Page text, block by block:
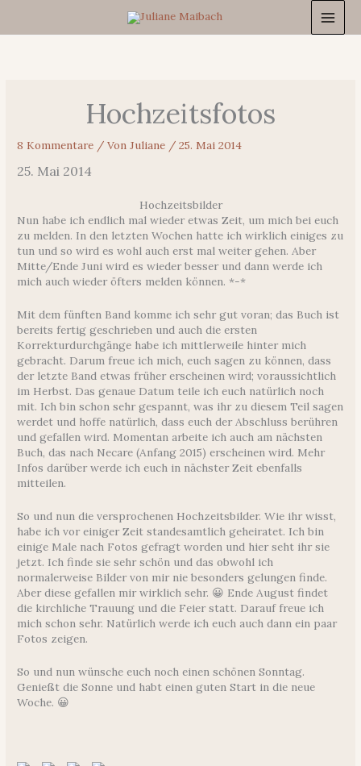
springen
Hochzeitsfotos
8 Kommentare / VonJuliane /25. Mai 2014
25. Mai 2014
Hochzeitsbilder
Nun habe ich endlich mal wieder etwas Zeit, um mich bei euch
zu melden. In den letzten Wochen hatte ich wirklich einiges zu
tun und so wird es wohl auch erst mal weiter gehen. Aber
Mitte/Ende Juni wird es wieder besser und dann werde ich
mich auch wieder öfters melden können. *-*
Mit dem fünften Band komme ich sehr gut voran; das Buch ist
bereits fertig geschrieben und auch die ersten
Korrekturdurchgänge habe ich mittlerweile hinter mich
gebracht. Darum freue ich mich, euch sagen zu können, dass
der letzte Band etwas früher erscheinen wird; voraussichtlich
im Herbst. Das genaue Datum teile ich euch natürlich noch
mit. Ich bin schon sehr gespannt, was ihr zu diesem Teil sagen
werdet und hoffe natürlich, dass euch der Abschluss berühren
und gefallen wird. Momentan arbeite ich auch am nächsten
Buch, das nach Necare (Anfang 2015) erscheinen wird. Mehr
Infos darüber werde ich euch in nächster Zeit ebenfalls
mitteilen.
So und nun die versprochenen Hochzeitsbilder. Wie ihr wisst,
habe ich vor einiger Zeit standesamtlich geheiratet. Ich bin
einige Male nach Fotos gefragt worden und hier seht ihr sie
jetzt. Ich finde sie sehr schön und das obwohl ich
normalerweise Bilder von mir nie besonders gelungen finde.
Aber diese gefallen mir wirklich sehr. 😀 Ende August findet
die kirchliche Trauung und die Feier statt. Darauf freue ich
mich schon sehr. Natürlich werde ich euch auch dann ein paar
Fotos zeigen.
So und nun wünsche euch noch einen schönen Sonntag.
Genießt die Sonne und habt einen guten Start in die neue
Woche. 😀